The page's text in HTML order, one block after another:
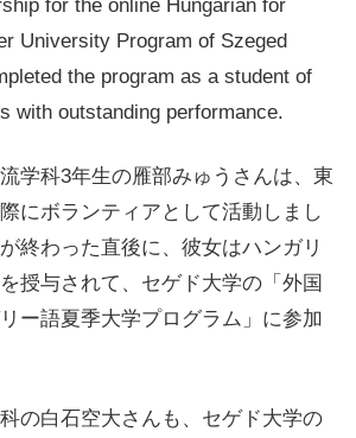
for the online Hungarian for
University Program of Szeged
the program as a student of
with outstanding performance.
学科3年生の雁部みゅうさんは、東
にボランティアとして活動しまし
終わった直後に、彼女はハンガリ
授与されて、セゲド大学の「外国
ー語夏季大学プログラム」に参加
の白石空大さんも、セゲド大学の